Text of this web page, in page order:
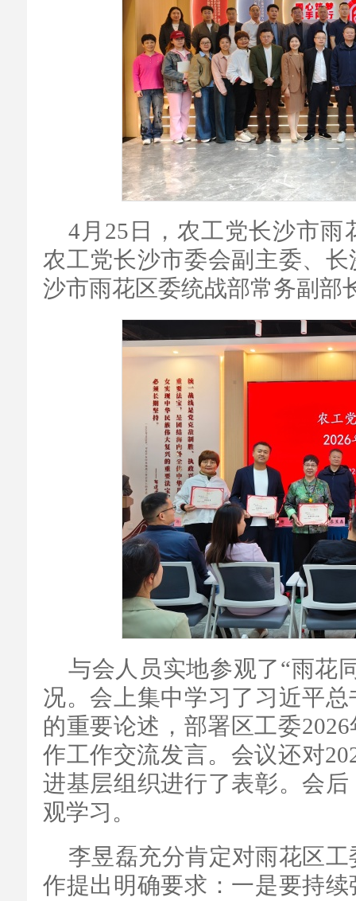
4月25日，农工党长沙市雨
农工党长沙市委会副主委、
沙市雨花区委统战部常务副部
与会人员实地参观了“雨花
况。会上集中学习了习近平
的重要论述，部署区工委
作工作交流发言。会议还对
进基层组织进行了表彰。会
观学习。
李昱磊充分肯定对雨花区
作提出明确要求：一是要持